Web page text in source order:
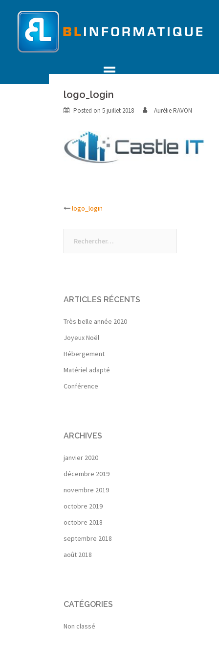
content
logo_login
Posted on 5 juillet 2018 Aurélie RAVON
Post
navigation
logo_login
ARTICLES RÉCENTS
Très belle année 2020
Joyeux Noël
Hébergement
Matériel adapté
Conférence
ARCHIVES
janvier 2020
décembre 2019
novembre 2019
octobre 2019
octobre 2018
septembre 2018
août 2018
CATÉGORIES
Non classé